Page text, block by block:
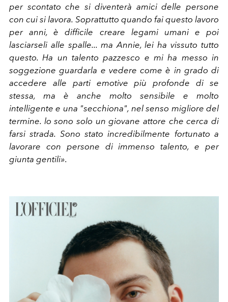
per scontato che si diventerà amici delle persone
con cui si lavora. Soprattutto quando fai questo lavoro
per anni, è difficile creare legami umani e poi
lasciarseli alle spalle... ma Annie, lei ha vissuto tutto
questo. Ha un talento pazzesco e mi ha messo in
soggezione guardarla e vedere come è in grado di
accedere alle parti emotive più profonde di se
stessa, ma è anche molto sensibile e molto
intelligente e una "secchiona", nel senso migliore del
termine. lo sono solo un giovane attore che cerca di
farsi strada. Sono stato incredibilmente fortunato a
lavorare con persone di immenso talento, e per
giunta gentili».